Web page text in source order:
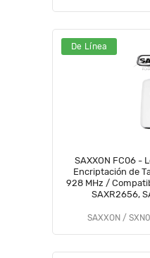
De Línea
SAXXON FC06 -
Encriptación de
928 MHz /
SAXR2656,
SAXXON /